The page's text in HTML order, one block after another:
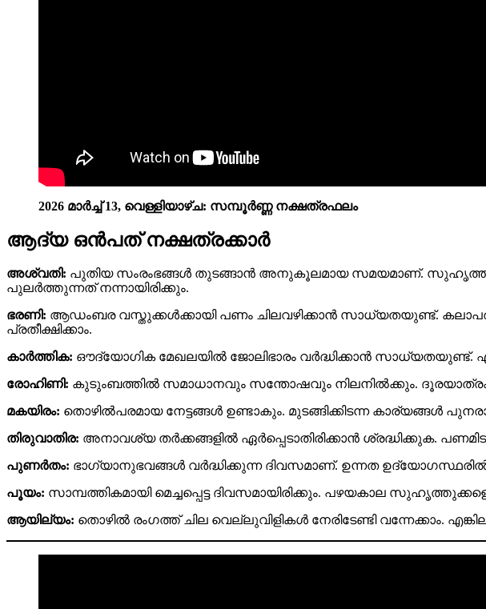
2026 മാർച്ച് 13, വെള്ളിയാഴ്‌ച: സമ്പൂർണ്ണ നക്ഷത്രഫലം
ആദ്യ ഒൻപത് നക്ഷത്രക്കാർ
അശ്വതി: പുതിയ സംരംഭങ്ങൾ തുടങ്ങാൻ അനുകൂലമായ സമയമാണ്.
പുലർത്തുന്നത് നന്നായിരിക്കും.
ഭരണി: ആഡംബര വസ്തുക്കൾക്കായി പണം ചിലവഴിക്കാൻ സാധ്യതയുണ്ട്.
പ്രതീക്ഷിക്കാം.
കാർത്തിക: ഔദ്യോഗിക മേഖലയിൽ ജോലിഭാരം വർദ്ധിക്കാൻ സാധ്യതയുണ്ട്.
രോഹിണി: കുടുംബത്തിൽ സമാധാനവും സന്തോഷവും നിലനിൽക്കും.
മകയിരം: തൊഴിൽപരമായ നേട്ടങ്ങൾ ഉണ്ടാകും. മുടങ്ങിക്കിടന്ന കാര്യങ്ങൾ
തിരുവാതിര: അനാവശ്യ തർക്കങ്ങളിൽ ഏർപ്പെടാതിരിക്കാൻ ശ്രദ്ധിക്കുക.
പുണർതം: ഭാഗ്യാനുഭവങ്ങൾ വർദ്ധിക്കുന്ന ദിവസമാണ്. ഉന്നത
പൂയം: സാമ്പത്തികമായി മെച്ചപ്പെട്ട ദിവസമായിരിക്കും. പഴയകാല
ആയില്യം: തൊഴിൽ രംഗത്ത് ചില വെല്ലുവിളികൾ നേരിടേണ്ടി വന്നേക്കാം.